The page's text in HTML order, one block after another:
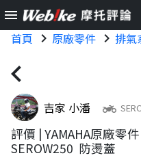
menu
首頁 chevron_right 原廠零件 chevron_right 排氣
chevron_left
吉家 小潘 two_wheeler
CRF300L
V-Strom
評價 | YAMAHA原廠零
14738-10】
SEROW250 防燙蓋